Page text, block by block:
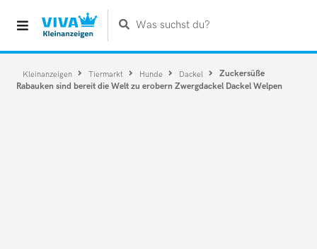
Was suchst du?
Kleinanzeigen Tiermarkt Hunde Dackel
Zuckersüße
Rabauken sind bereit die Welt zu erobern Zwergdackel Dackel Welpen